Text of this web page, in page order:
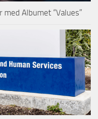
Albumet “Values”